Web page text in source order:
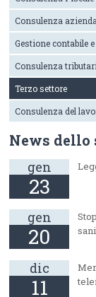
Consulenza
Gestione contabile
Consulenza
Terzo settore
Consulenza del
News dello
gen
23
gen
20
dic
11